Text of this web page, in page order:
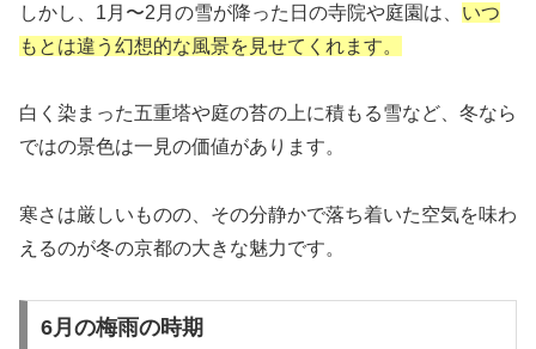
しかし、1月〜2月の雪が降った日の寺院や庭園は、 いつ
もとは違う幻想的な風景を見せてくれます。
白く染まった五重塔や庭の苔の上に積もる雪など、冬なら
ではの景色は一見の価値があります。
寒さは厳しいものの、その分静かで落ち着いた空気を味わ
えるのが冬の京都の大きな魅力です。
6月の梅雨の時期